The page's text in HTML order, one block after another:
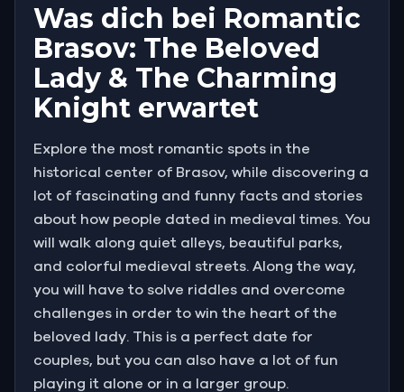
Was dich bei Romantic
Brasov: The Beloved
Lady & The Charming
Knight erwartet
Explore the most romantic spots in the
historical center of Brasov, while discovering a
lot of fascinating and funny facts and stories
about how people dated in medieval times. You
will walk along quiet alleys, beautiful parks,
and colorful medieval streets. Along the way,
you will have to solve riddles and overcome
challenges in order to win the heart of the
beloved lady. This is a perfect date for
couples, but you can also have a lot of fun
playing it alone or in a larger group.